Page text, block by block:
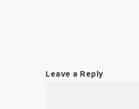
Leave a Reply